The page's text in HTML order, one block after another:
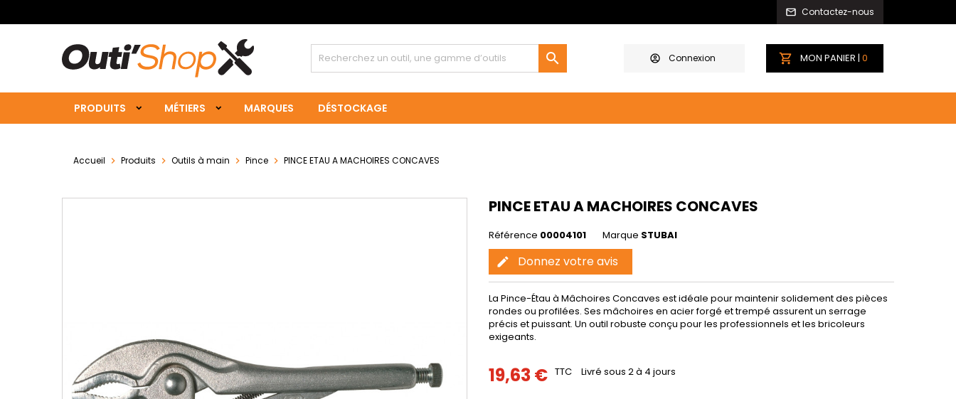
Contactez-nous
 Connexion MON PANIER | 0
PRODUITS MÉTIERS MARQUES DÉSTOCKAGE
Accueil Produits Outils à main Pince PINCE ETAU A MACHOIRES CONCAVES
PINCE ETAU A MACHOIRES CONCAVES
Référence 00004101 Marque STUBAI
edit Donnez votre avis
La Pince-Étau à Mâchoires Concaves est idéale pour maintenir solidement des pièces
rondes ou profilées. Ses mâchoires en acier forgé et trempé assurent un serrage
précis et puissant. Un outil robuste conçu pour les professionnels et les bricoleurs
exigeants.
19,63 € TTC Livré sous 2 à 4 jours